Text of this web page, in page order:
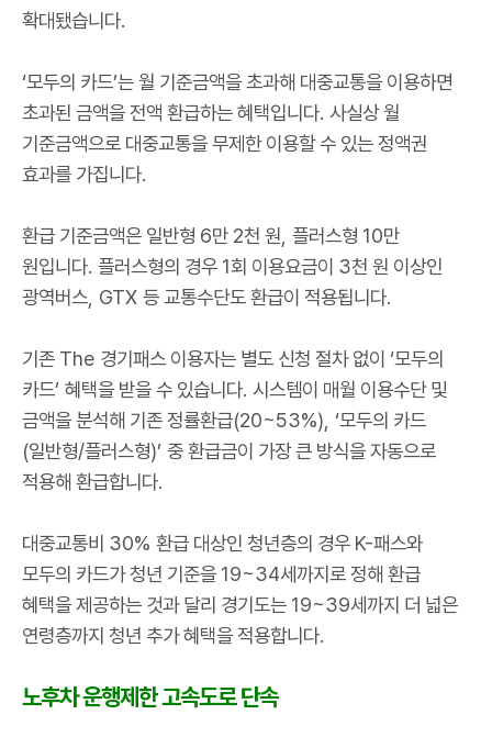
확대됐습니다.
‘모두의 카드’는 월 기준금액을 초과해 대중교통을 이용하면
초과된 금액을 전액 환급하는 혜택입니다. 사실상 월
기준금액으로 대중교통을 무제한 이용할 수 있는 정액권
효과를 가집니다.
환급 기준금액은 일반형 6만 2천 원, 플러스형 10만
원입니다. 플러스형의 경우 1회 이용요금이 3천 원 이상인
광역버스, GTX 등 교통수단도 환급이 적용됩니다.
기존 The 경기패스 이용자는 별도 신청 절차 없이 ‘모두의
카드’ 혜택을 받을 수 있습니다. 시스템이 매월 이용수단 및
금액을 분석해 기존 정률환급(20~53%), ‘모두의 카드
(일반형/플러스형)’ 중 환급금이 가장 큰 방식을 자동으로
적용해 환급합니다.
대중교통비 30% 환급 대상인 청년층의 경우 K-패스와
모두의 카드가 청년 기준을 19~34세까지로 정해 환급
혜택을 제공하는 것과 달리 경기도는 19~39세까지 더 넓은
연령층까지 청년 추가 혜택을 적용합니다.
노후차 운행제한 고속도로 단속